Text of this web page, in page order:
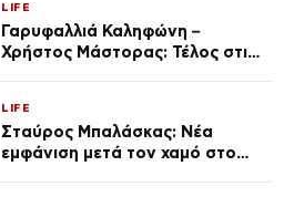
εκ. likes
LIFE
Γαρυφαλλιά Καληφώνη –
Χρήστος Μάστορας: Τέλος στις
LIFE
Σταύρος Μπαλάσκας: Νέα
εμφάνιση μετά τον χαμό στο